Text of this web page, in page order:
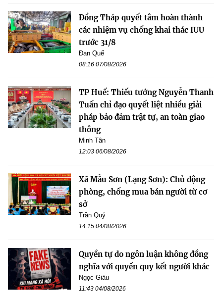
Đồng Tháp quyết tâm hoàn thành
các nhiệm vụ chống khai thác IUU
trước 31/8
Đan Quế
08:16 07/08/2026
TP Huế: Thiếu tướng Nguyễn Thanh
Tuấn chỉ đạo quyết liệt nhiều giải
pháp bảo đảm trật tự, an toàn giao
thông
Minh Tân
12:03 06/08/2026
Xã Mẫu Sơn (Lạng Sơn): Chủ động
phòng, chống mua bán người từ cơ
sở
Trần Quý
14:15 04/08/2026
Quyền tự do ngôn luận không đồng
nghĩa với quyền quy kết người khác
Ngọc Giàu
11:43 04/08/2026